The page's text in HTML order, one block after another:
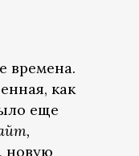
времена.
как
еще
новую